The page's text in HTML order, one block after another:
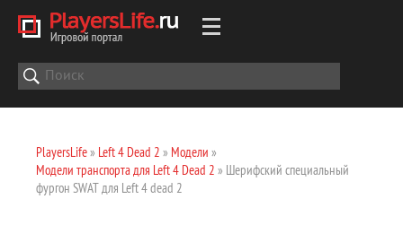
PlayersLife» Left 4 Dead 2 » Модели »
Модели транспорта для Left 4 Dead 2 » Шерифский специальный
фургон SWAT для Left 4 dead 2